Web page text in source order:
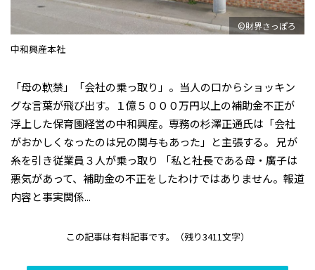
©財界さっぽろ
中和興産本社
「母の軟禁」「会社の乗っ取り」。当人の口からショッキン
グな言葉が飛び出す。１億５０００万円以上の補助金不正が
浮上した保育園経営の中和興産。専務の杉澤正通氏は「会社
がおかしくなったのは兄の関与もあった」と主張する。 兄が
糸を引き従業員３人が乗っ取り 「私と社長である母・廣子は
悪気があって、補助金の不正をしたわけではありません。報道
内容と事実関係...
この記事は有料記事です。 （残り3411文字）